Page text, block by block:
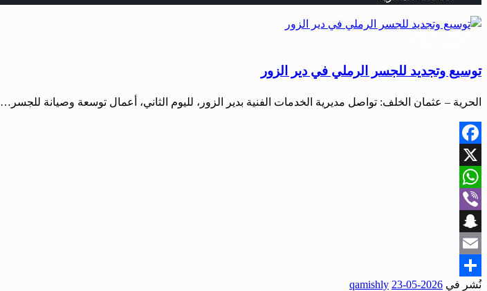
توسيع وتجديد للجسر الرملي في دير الزور
الحرية – عثمان الخلف: تواصل مديرية الخدمات الفنية بدير الزور، لليوم الثاني، أعمال توسعة وصيانة للجسر…
Facebook
X
WhatsApp
Viber
Snapchat
Email
Share
نُشر في 2026-05-23
qamishly